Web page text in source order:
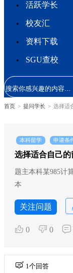
活跃学长
校友汇
资料下载
SGU查校
首页 > 提问学长 > 选择适
本科留学 申请条
选择适合自己的
题主本科某985计
本
关注问题
0 0
1个回答